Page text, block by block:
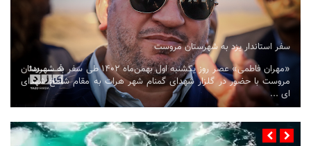
سفر استاندار یزد به شهرستان مروست
«مهران فاطمی» عصر روز یکشنبه اول بهمن‌ماه ۱۴۰۲ طی سفر به شهرستان
مروست با حضور در گلزار شهدای گمنام شهر هرات به مقام شامخ شهدای
ای ...